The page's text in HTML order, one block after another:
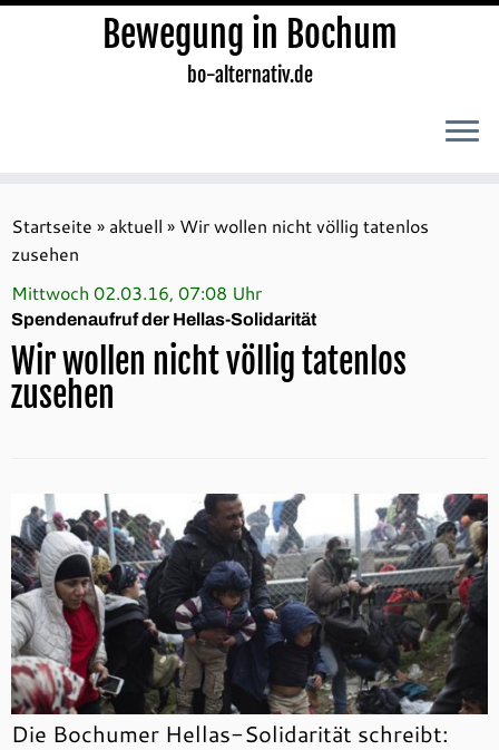
Inhalt
springen
Bewegung in Bochum
bo-alternativ.de
Startseite » aktuell » Wir wollen nicht völlig tatenlos
zusehen
Mittwoch 02.03.16, 07:08 Uhr
Spendenaufruf der Hellas-Solidarität
Wir wollen nicht völlig tatenlos
zusehen
Die Bochumer Hellas-Solidarität schreibt: